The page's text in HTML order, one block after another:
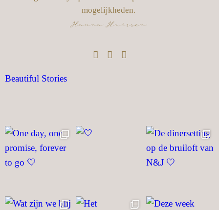
mogelijkheden.
Hanna Huissen
Beautiful Stories